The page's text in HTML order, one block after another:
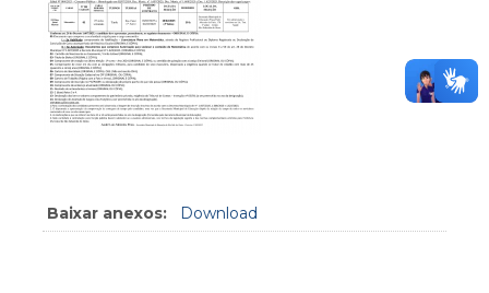
Baixar anexos: Download